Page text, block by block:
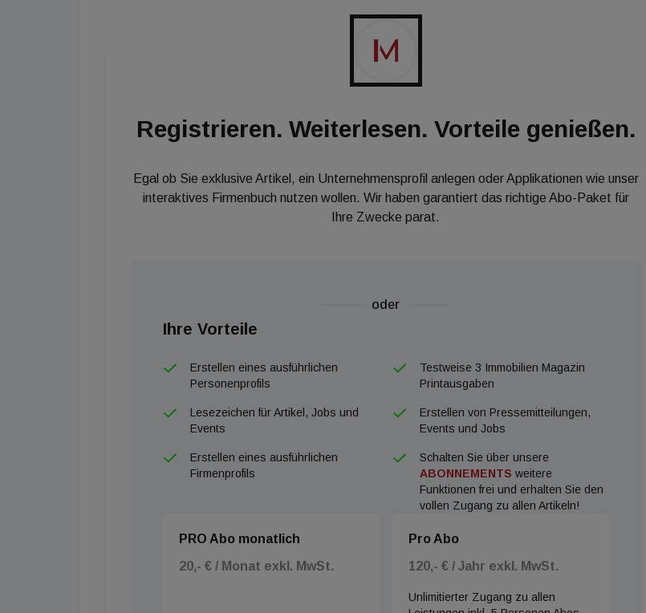
Kundeneingabe die passende Finanzierung für den Kaufinteressenten und soll so für eine raschere
Vermarktung des Objektes sorgen. Mit dem Dashboards haben Makler und Bauträger in Echtzeit
einen Überblick über Finanzierungsanfragen und den aktuellen Status.
Registrieren. Weiterlesen. Vorteile genießen.
Egal ob Sie exklusive Artikel, ein Unternehmensprofil anlegen oder Applikationen wie unser
interaktives Firmenbuch nutzen wollen. Wir haben garantiert das richtige Abo-Paket für
Ihre Zwecke parat.
oder
Ihre Vorteile
Erstellen eines ausführlichen
Personenprofils
Testweise 3 Immobilien Magazin
Printausgaben
Lesezeichen für Artikel, Jobs und
Events
Erstellen von Pressemitteilungen,
Events und Jobs
Erstellen eines ausführlichen
Firmenprofils
Schalten Sie über unsere
ABONNEMENTS weitere
Funktionen frei und erhalten Sie den
vollen Zugang zu allen Artikeln!
PRO Abo monatlich
20,- € / Monat exkl. MwSt.
Pro Abo
120,- € / Jahr exkl. MwSt.
Unlimitierter Zugang zu allen